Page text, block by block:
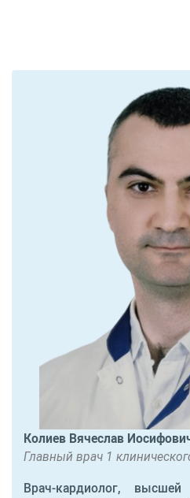
Колиев Вячеслав
Главный врач 1
Врач-кардиолог,